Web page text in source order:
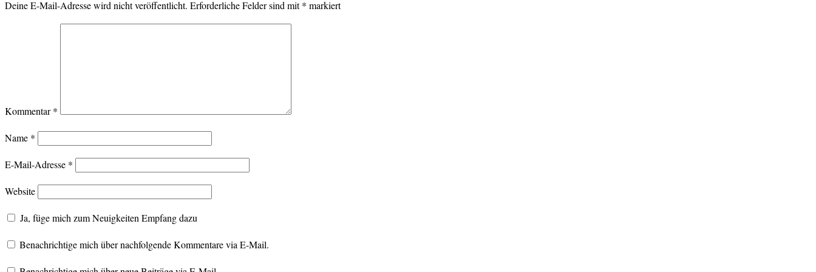
Deine E-Mail-Adresse wird nicht veröffentlicht. Erforderliche Felder sind mit* markiert
Kommentar*
Name *
E-Mail-Adresse *
Website
Ja, füge mich zum Neuigkeiten Empfang dazu
Benachrichtige mich über nachfolgende Kommentare via E-Mail.